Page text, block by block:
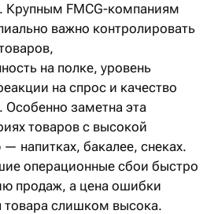
Крупным FMCG-компаниям
важно контролировать
на полке, уровень
на спрос и качество
Особенно заметна эта
товаров с высокой
напитках, бакалее, снеках.
операционные сбои быстро
продаж, а цена ошибки
товара слишком высока.